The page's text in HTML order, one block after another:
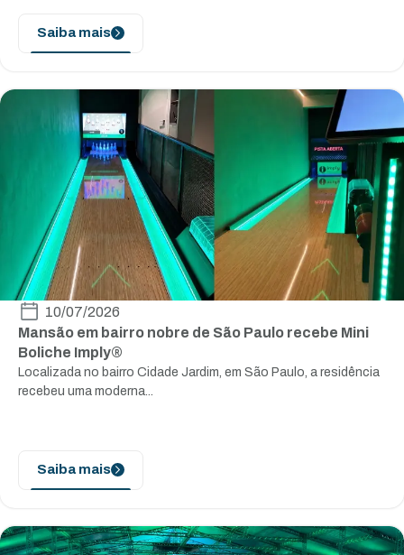
Saiba mais
10/07/2026
Mansão em bairro nobre de São Paulo recebe Mini
Boliche Imply®
Localizada no bairro Cidade Jardim, em São Paulo, a residência
recebeu uma moderna...
Saiba mais